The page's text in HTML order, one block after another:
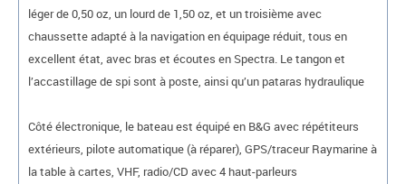
léger de 0,50 oz, un lourd de 1,50 oz, et un troisième avec
chaussette adapté à la navigation en équipage réduit, tous en
excellent état, avec bras et écoutes en Spectra. Le tangon et
l’accastillage de spi sont à poste, ainsi qu’un pataras hydraulique
Côté électronique, le bateau est équipé en B&G avec répétiteurs
extérieurs, pilote automatique (à réparer), GPS/traceur Raymarine à
la table à cartes, VHF, radio/CD avec 4 haut-parleurs